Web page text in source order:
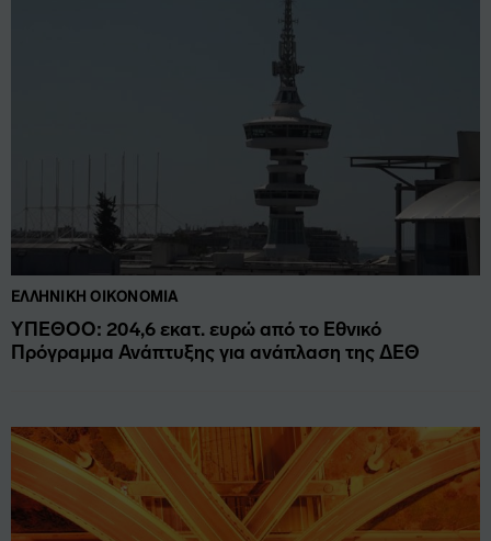
ΕΛΛΗΝΙΚΉ ΟΙΚΟΝΟΜΊΑ
ΥΠΕΘΟΟ: 204,6 εκατ. ευρώ από το Εθνικό
Πρόγραμμα Ανάπτυξης για ανάπλαση της ΔΕΘ